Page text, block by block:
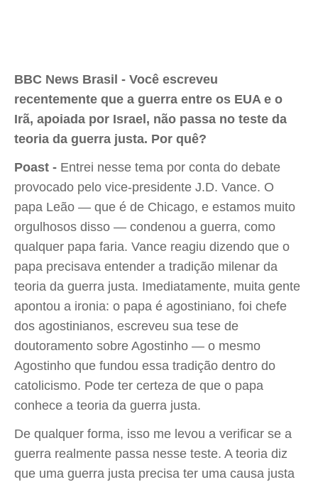
BBC News Brasil - Você escreveu
recentemente que a guerra entre os EUA e o
Irã, apoiada por Israel, não passa no teste da
teoria da guerra justa. Por quê?
Poast - Entrei nesse tema por conta do debate
provocado pelo vice-presidente J.D. Vance. O
papa Leão — que é de Chicago, e estamos muito
orgulhosos disso — condenou a guerra, como
qualquer papa faria. Vance reagiu dizendo que o
papa precisava entender a tradição milenar da
teoria da guerra justa. Imediatamente, muita gente
apontou a ironia: o papa é agostiniano, foi chefe
dos agostinianos, escreveu sua tese de
doutoramento sobre Agostinho — o mesmo
Agostinho que fundou essa tradição dentro do
catolicismo. Pode ter certeza de que o papa
conhece a teoria da guerra justa.
De qualquer forma, isso me levou a verificar se a
guerra realmente passa nesse teste. A teoria diz
que uma guerra justa precisa ter uma causa justa